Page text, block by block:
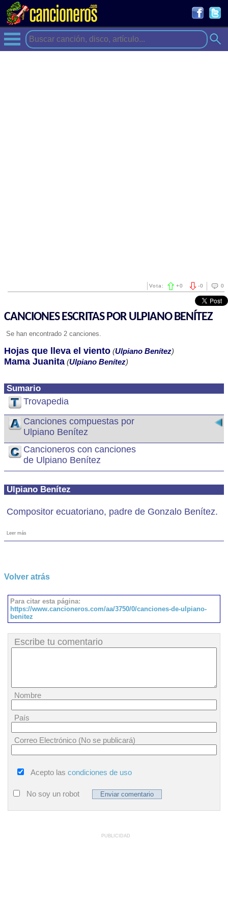
0
-0
Vota: +0
CANCIONES ESCRITAS POR ULPIANO BENÍTEZ
Se han encontrado 2 canciones.
Sumario
Trovapedia
Canciones compuestas por
Ulpiano Benítez
Cancioneros con canciones
de Ulpiano Benítez
Ulpiano Benítez
Compositor ecuatoriano, padre de Gonzalo Benítez.
Leer más
Hojas que lleva el viento (Ulpiano Benítez)
Mama Juanita (Ulpiano Benítez)
Volver atrás
Para citar esta página:
https://www.cancioneros.com/aa/3750/0/canciones-de-ulpiano-
benitez
Escribe tu comentario
Nombre
País
Correo Electrónico (No se publicará)
Acepto las condiciones de uso
No soy un robot
PUBLICIDAD